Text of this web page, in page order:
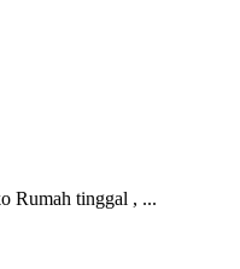
Rumah tinggal , ...